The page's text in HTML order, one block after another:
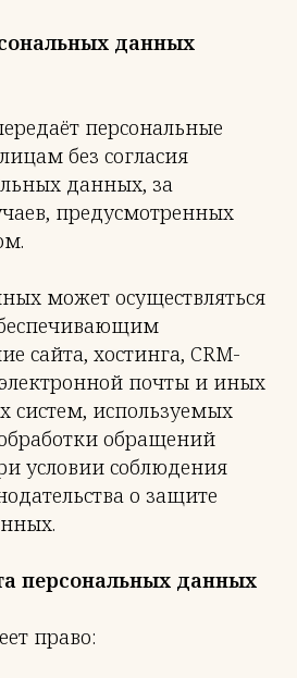
данных
персональные
без согласия
данных, за
предусмотренных
может осуществляться
сайта, хостинга, CRM-
почты и иных
используемых
обращений
условии соблюдения
о защите
персональных данных
право: